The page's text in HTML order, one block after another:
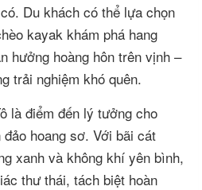
Du khách có thể lựa chọn
kayak khám phá hang
hưởng hoàng hôn trên vịnh –
trải nghiệm khó quên.
là điểm đến lý tưởng cho
hoang sơ. Với bãi cát
xanh và không khí yên bình,
thư thái, tách biệt hoàn